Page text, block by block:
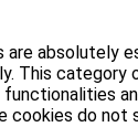
are absolutely
This category
functionalities
cookies do not